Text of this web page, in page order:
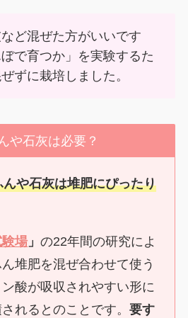
ど混ぜた方がいいです
で育つか」を実験するた
ずに栽培しました。
や石灰は必要？
や石灰は堆肥にぴったり
場 」の22年間の研究によ
堆肥を混ぜ合わせて使う
酸が吸収されやすい形に
れるとのことです。要す